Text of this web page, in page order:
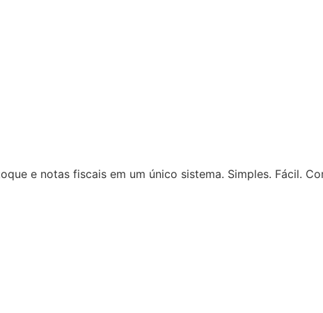
e notas fiscais em um único sistema. Simples. Fácil.